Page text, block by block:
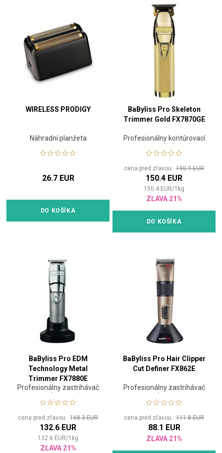
WIRELESS PRODIGY
Náhradní planžeta
26.7 EUR
DO KOŠÍKA
BaByliss Pro Skeleton
Trimmer Gold FX7870GE
Profesionálny kontúrovací
strojček
cena pred zľavou: 190.9 EUR
150.4 EUR
150.4 EUR/1 kg
ZĽAVA 21%
DO KOŠÍKA
BaByliss Pro EDM
Technology Metal
Trimmer FX7880E
Profesionálny zastrihávač
vlasov
cena pred zľavou: 168.3 EUR
132.6 EUR
132.6 EUR/1 kg
ZĽAVA 21%
BaByliss Pro Hair Clipper
Cut Definer FX862E
Profesionálny zastrihávač
vlasov
cena pred zľavou: 111.8 EUR
88.1 EUR
ZĽAVA 21%